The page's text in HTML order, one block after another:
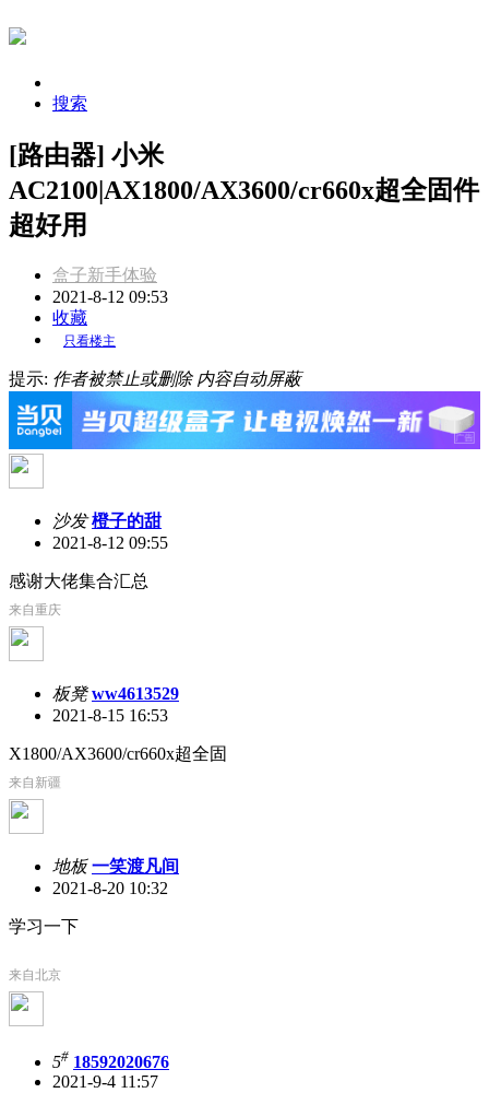
搜索
[路由器] 小米
AC2100|AX1800/AX3600/cr660x超全固件
超好用
盒子新手体验
2021-8-12 09:53
收藏
只看楼主
提示: 作者被禁止或删除 内容自动屏蔽
沙发 橙子的甜
2021-8-12 09:55
感谢大佬集合汇总
来自重庆
板凳 ww4613529
2021-8-15 16:53
X1800/AX3600/cr660x超全固
来自新疆
地板 一笑渡凡间
2021-8-20 10:32
学习一下
来自北京
5# 18592020676
2021-9-4 11:57